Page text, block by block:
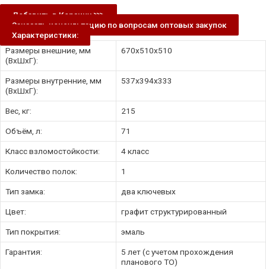
Добавить в Корзину ⋙
Заказать консультацию по вопросам оптовых закупок
Характеристики:
Размеры внешние, мм
(ВхШхГ):
670x510x510
Размеры внутренние, мм
(ВхШхГ):
537x394x333
Вес, кг: 215
Объём, л: 71
Класс взломостойкости: 4 класс
Количество полок: 1
Тип замка: два ключевых
Цвет: графит структурированный
Тип покрытия: эмаль
Гарантия:
5 лет (с учетом прохождения
планового ТО)